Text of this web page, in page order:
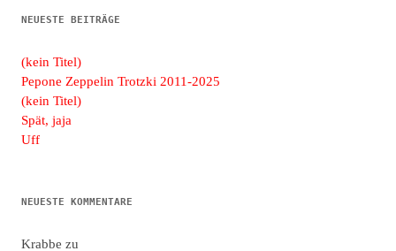
NEUESTE BEITRÄGE
(kein Titel)
Pepone Zeppelin Trotzki 2011-2025
(kein Titel)
Spät, jaja
Uff
NEUESTE KOMMENTARE
Krabbe zu